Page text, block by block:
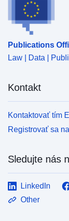
Publications
Law | Data |
Kontakt
Kontaktovať tím
Registrovať sa
Sledujte nás
LinkedIn
Other